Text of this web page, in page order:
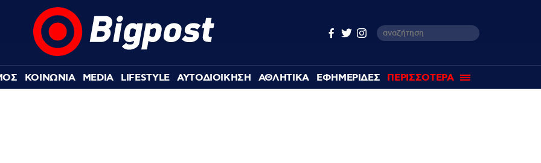
ΚΟΙΝΩΝΙΑ MEDIA LIFESTYLE ΑΥΤΟΔΙΟΙΚΗΣΗ ΑΘΛΗΤΙΚΑ ΕΦΗΜΕΡΙΔΕΣ ΠΕΡΙΣΣΟΤΕΡΑ